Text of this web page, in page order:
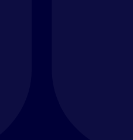
der er betrukket i
Det praktiske
med stroppen på
indeholde alt fra
i bredden, 197 cm i